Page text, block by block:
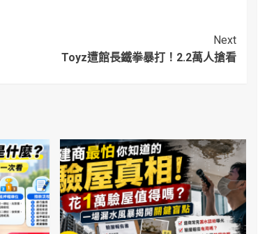
Next
Toyz遭館長鐵拳暴打！2.2萬人搶看